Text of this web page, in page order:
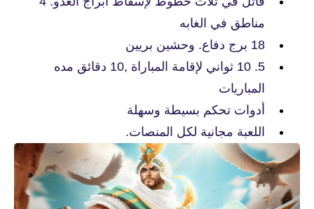
مناطق في الغابه
18 برج دفاع. وحشين بريين
5. 10 ثواني لإقامة المباراة ,10 دقائق مده
المباريات
أدوات تحكم بسيطة وسهلة
اللعبة مجانية لكل المنصات.